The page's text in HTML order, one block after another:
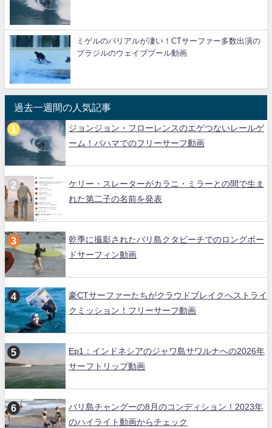
ミゲルのバリアルが凄い！CTサーファー多数出演の
ブラジルのウェイブプール動画
過去一週間の人気記事
ジョンジョン・フローレンスのエゲつないレールゲ
ーム！バハマでのフリーサーフ動画
ケリー・スレーターがカラニ・ミラーとの間で生ま
れた第二子の名前を発表
乾季に撮影されたバリ島クタビーチでのロングボー
ドサーフィン動画
豪CTサーファーたちがクラウドブレイクへストライ
クミッション！フリーサーフ動画
Ep1：インドネシアのジャワ島サワルナへの2026年
サーフトリップ動画
バリ島チャングーの8月のコンディション！2023年
のハイライト動画からチェック